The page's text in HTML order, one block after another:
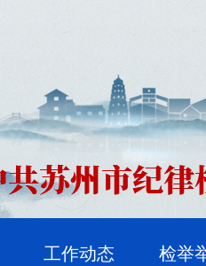
工作动态 检举